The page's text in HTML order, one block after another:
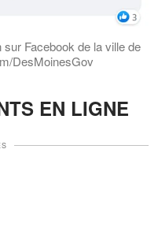
Facebook de la ville de
DesMoinesGov
EN LIGNE